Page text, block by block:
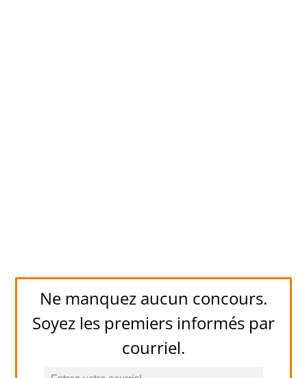
Ne manquez aucun concours.
Soyez les premiers informés par
courriel.